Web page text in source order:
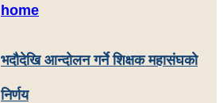
home
भदौदेखि आन्दोलन गर्ने शिक्षक महासंघको
निर्णय